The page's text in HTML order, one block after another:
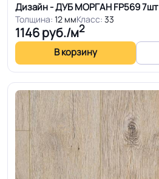
Дизайн - ДУБ МОРГАН FP5697шт
Толщина: 12 ммКласс: 33
1146руб./м2
В корзину